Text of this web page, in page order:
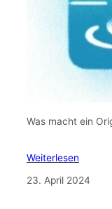
Was macht ein
Weiterlesen
23. April 2024